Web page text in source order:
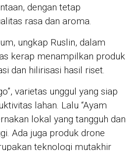
dengan tetap
rasa dan aroma.
ungkap Ruslin, dalam
kerap menampilkan produk
dan hilirisasi hasil riset.
varietas unggul yang siap
lahan. Lalu “Ayam
lokal yang tangguh dan
Ada juga produk drone
teknologi mutakhir